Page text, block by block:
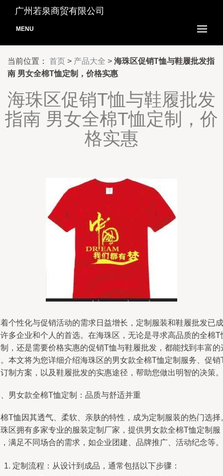
广州若泉商贸有限公司
MENU
当前位置： 首页 > 产品大全 > 海珠区促销T恤与鞋履批发指
南 男女全棉T恤定制，价格实惠
海珠区促销T恤与鞋履批发
指南 男女全棉T恤定制，价
格实惠
个性化与促销活动的需求日益增长，定制服装和鞋履批发已成
多企业和个人的首选。在海珠区，无论是寻求高品质的全棉T
，还是需要价格实惠的促销T恤与鞋履批发，都能找到丰富的
本文将为您详细介绍海珠区的男女款全棉T恤定制服务、促销
制方案，以及鞋履批发的实惠途径，帮助您做出明智的决策。
男女款全棉T恤定制：品质与舒适并重
T恤因其透气、柔软、亲肤的特性，成为定制服装的热门选择
区拥有多家专业的服装定制厂家，提供男女款全棉T恤定制服
满足不同场合的需求，如企业团建、品牌推广、活动纪念等。
定制流程：从设计到成品，通常包括以下步骤：